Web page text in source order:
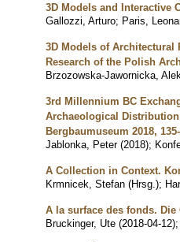
3D Models and Interactive
Gallozzi, Arturo; Paris,
3D Models of
Research of the Polish
Brzozowska-Jawornicka,
3rd Millennium BC
Archaeological
Bergbaumuseum 2018,
Jablonka, Peter (2018);
A Collection in Context.
Krmnicek, Stefan (Hrsg.);
A la surface des fonds. Die
Bruckinger, Ute (2018-04-12)